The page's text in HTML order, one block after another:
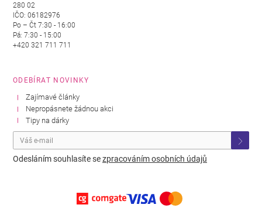
280 02
IČO: 06182976
Po – Čt 7:30 - 16:00
Pá: 7:30 - 15:00
+420 321 711 711
ODEBÍRAT NOVINKY
Zajímavé články
Nepropásnete žádnou akci
Tipy na dárky
Odesláním souhlasíte sezpracováním osobních údajů